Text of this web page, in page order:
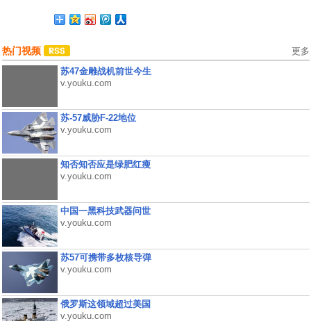
热门视频 更多
苏47金雕战机前世今生
v.youku.com
苏-57威胁F-22地位
v.youku.com
知否知否应是绿肥红瘦
v.youku.com
中国一黑科技武器问世
v.youku.com
苏57可携带多枚核导弹
v.youku.com
俄罗斯这领域超过美国
v.youku.com